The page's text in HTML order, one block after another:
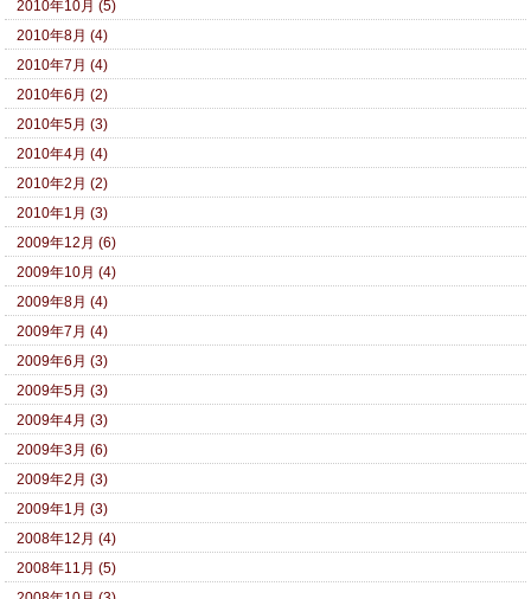
2010年10月 (5)
2010年8月 (4)
2010年7月 (4)
2010年6月 (2)
2010年5月 (3)
2010年4月 (4)
2010年2月 (2)
2010年1月 (3)
2009年12月 (6)
2009年10月 (4)
2009年8月 (4)
2009年7月 (4)
2009年6月 (3)
2009年5月 (3)
2009年4月 (3)
2009年3月 (6)
2009年2月 (3)
2009年1月 (3)
2008年12月 (4)
2008年11月 (5)